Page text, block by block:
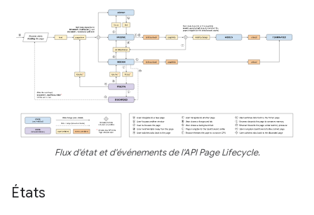
Flux d'état et d'événements de l'API Page Lifecycle.
États